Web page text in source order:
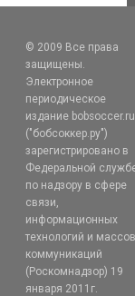
© 2009 Все права
защищены.
Электронное
периодическое
издание bobsoccer.ru
("бобсоккер.ру")
зарегистрировано в
Федеральной
по надзору в сфере
связи,
информационных
технологий и
коммуникаций
(Роскомнадзор) 19
января 2011г.